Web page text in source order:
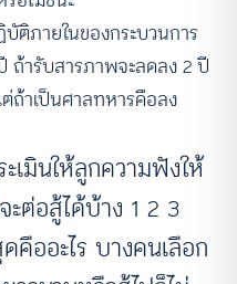
ติภายในของกระบวนการ
ถ้ารับสารภาพจะลดลง 2 ปี
ถ้าเป็นศาลทหารคือลง
ะเมินให้ลูกความฟังให้
ะต่อสู้ได้บ้าง 1 2 3
คืออะไร บางคนเลือก